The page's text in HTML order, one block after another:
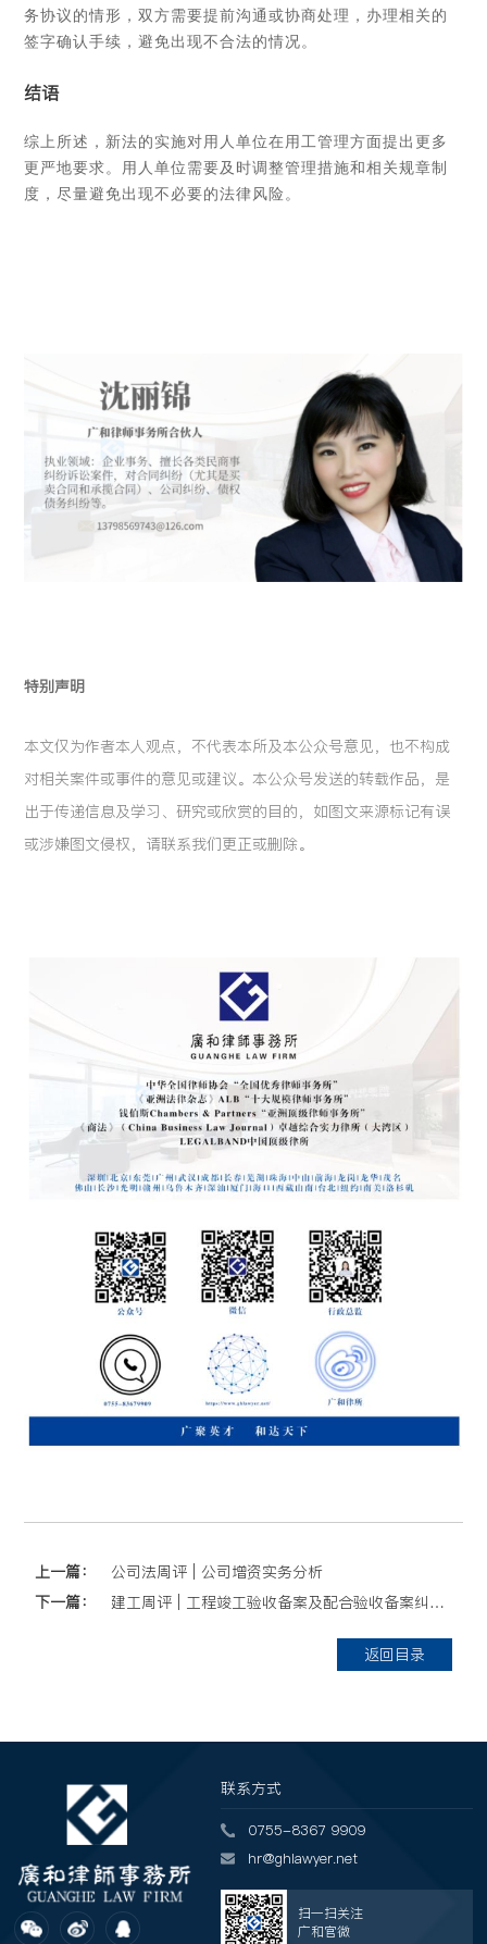
务协议的情形，双方需要提前沟通或协商处理，办理相关的
签字确认手续，避免出现不合法的情况。
结语
综上所述，新法的实施对用人单位在用工管理方面提出更多
更严地要求。用人单位需要及时调整管理措施和相关规章制
度，尽量避免出现不必要的法律风险。
特别声明
本文仅为作者本人观点，不代表本所及本公众号意见，也不构成
对相关案件或事件的意见或建议。本公众号发送的转载作品，是
出于传递信息及学习、研究或欣赏的目的，如图文来源标记有误
或涉嫌图文侵权，请联系我们更正或删除。
上一篇：
公司法周评 | 公司增资实务分析
下一篇：
建工周评 | 工程竣工验收备案及配合验收备案纠纷诉讼
返回目录
联系方式
0755-8367 9909
hr@ghlawyer.net
扫一扫关注
广和官微